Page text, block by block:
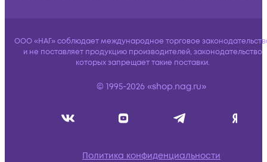
ООО «НАГ» соблюдает международное торговое
и не поставляет продукцию производителей, законодательство
которых запрещает такие поставки.
© 1995-2026 «shop.nag.ru»
Политика конфиденциальности